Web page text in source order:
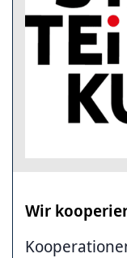
Wir